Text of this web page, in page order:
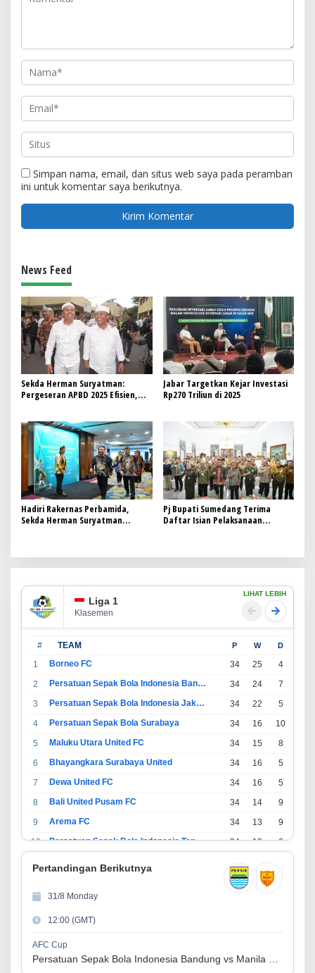
Simpan nama, email, dan situs web saya pada peramban
ini untuk komentar saya berikutnya.
News Feed
Sekda Herman Suryatman:
Pergeseran APBD 2025 Efisien,
Jabar Targetkan Kejar Investasi
Rp270 Triliun di 2025
Hadiri Rakernas Perbamida,
Sekda Herman Suryatman
Pj Bupati Sumedang Terima
Daftar Isian Pelaksanaan
Liga 1
Klasemen
LIHAT LEBIH
# TEAM P W D
1 Borneo FC 34 25 4
2
Persatuan Sepak Bola Indonesia Bandung 34 24 7
3
Persatuan Sepak Bola Indonesia Jakarta 34 22 5
4
Persatuan Sepak Bola Surabaya 34 16 10
5
Maluku Utara United FC 34 15 8
6
Bhayangkara Surabaya United 34 16 5
7
Dewa United FC 34 16 5
8
Bali United Pusam FC 34 14 9
9
Arema FC 34 13 9
10
Persatuan Sepak Bola Indonesia Tangerang 34 13 6
34 11
13
14
Madura United FC
15
Persatuan Sepakbola Makassar
16
Persis Solo 34 8 10
Pertandingan Berikutnya
31/8 Monday
12:00 (GMT)
AFC Cup